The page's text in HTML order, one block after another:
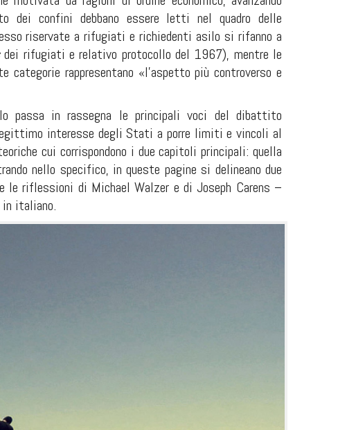
dei confini debbano essere letti nel quadro delle
riservate a rifugiati e richiedenti asilo si rifanno a
dei rifugiati e relativo protocollo del 1967), mentre le
rappresentano «l’aspetto più controverso e
passa in rassegna le principali voci del dibattito
interesse degli Stati a porre limiti e vincoli al
cui corrispondono i due capitoli principali: quella
nello specifico, in queste pagine si delineano due
riflessioni di Michael Walzer e di Joseph Carens –
in italiano.